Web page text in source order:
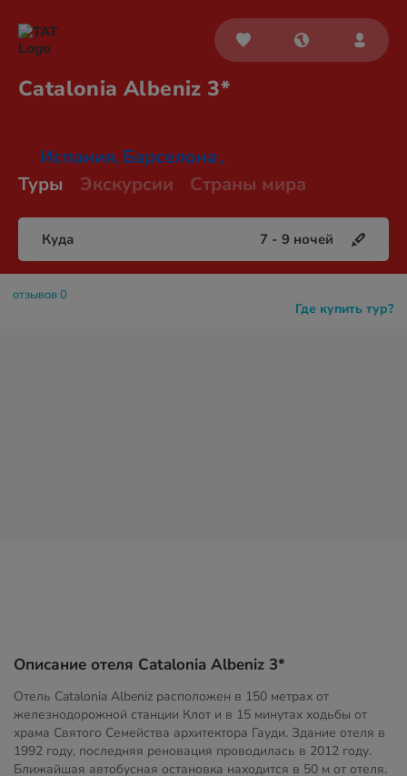
CataloniaAlbeniz 3*
Испания, Барселона ,
Туры Экскурсии Страны мира
Куда 7 - 9 ночей
Где купить тур?
отзывов 0
Описание отеля Catalonia Albeniz 3*
Отель Catalonia Albeniz расположен в 150 метрах от
железнодорожной станции Клот и в 15 минутах ходьбы от
храма Святого Семейства архитектора Гауди. Здание отеля в
1992 году, последняя реновация проводилась в 2012 году.
Ближайшая автобусная остановка находится в 50 м от отеля.